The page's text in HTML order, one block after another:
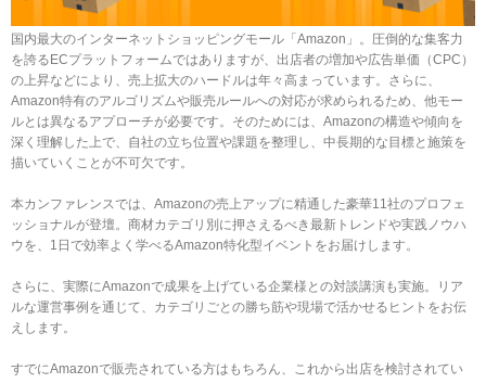
国内最大のインターネットショッピングモール「Amazon」。圧倒的な集客力
を誇るECプラットフォームではありますが、出店者の増加や広告単価（CPC）
の上昇などにより、売上拡大のハードルは年々高まっています。さらに、
Amazon特有のアルゴリズムや販売ルールへの対応が求められるため、他モー
ルとは異なるアプローチが必要です。そのためには、Amazonの構造や傾向を
深く理解した上で、自社の立ち位置や課題を整理し、中長期的な目標と施策を
描いていくことが不可欠です。
本カンファレンスでは、Amazonの売上アップに精通した豪華11社のプロフェ
ッショナルが登壇。商材カテゴリ別に押さえるべき最新トレンドや実践ノウハ
ウを、1日で効率よく学べるAmazon特化型イベントをお届けします。
さらに、実際にAmazonで成果を上げている企業様との対談講演も実施。リア
ルな運営事例を通じて、カテゴリごとの勝ち筋や現場で活かせるヒントをお伝
えします。
すでにAmazonで販売されている方はもちろん、これから出店を検討されてい